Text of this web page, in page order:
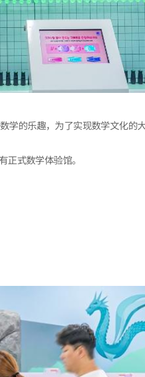
学的乐趣，为了实现数学文化的
式数学体验馆。